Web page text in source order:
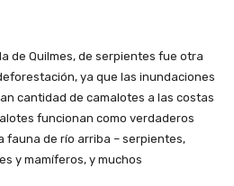
de Quilmes, de serpientes fue otra
ya que las inundaciones
cantidad de camalotes a las costas
funcionan como verdaderos
fauna de río arriba – serpientes,
y mamíferos, y muchos